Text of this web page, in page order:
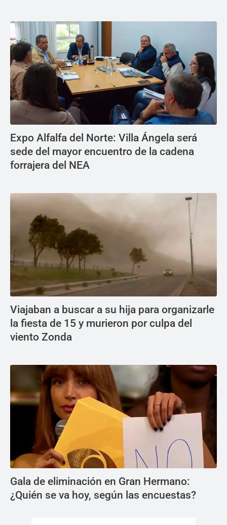
Expo Alfalfa del Norte: Villa Ángela será
sede del mayor encuentro de la cadena
forrajera del NEA
Viajaban a buscar a su hija para organizarle
la fiesta de 15 y murieron por culpa del
viento Zonda
Gala de eliminación en Gran Hermano:
¿Quién se va hoy, según las encuestas?